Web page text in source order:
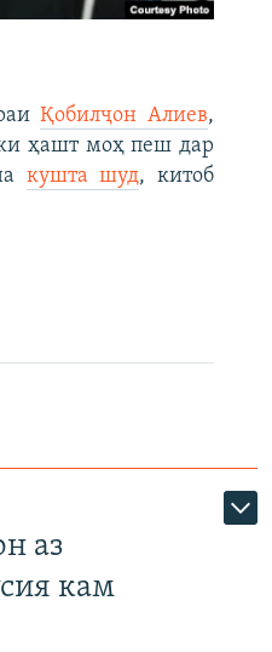
Қобилҷон Алиев,
ҳашт моҳ пеш дар
кушта шуд, китоб
аз
кам